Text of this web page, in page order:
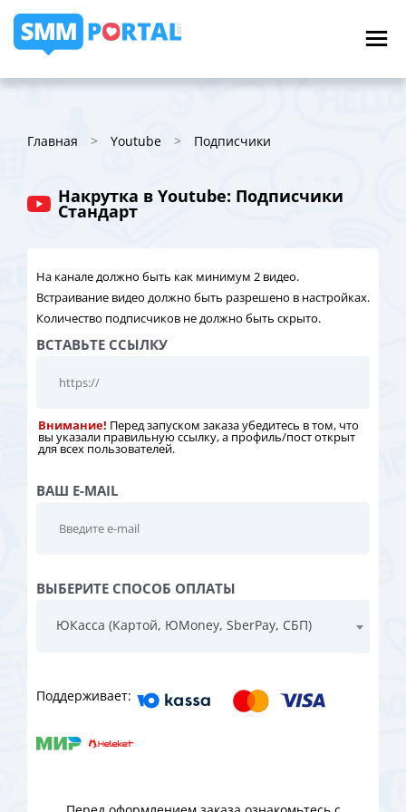
Главная Youtube Подписчики
Накрутка в Youtube: Подписчики
Стандарт
На канале должно быть как минимум 2 видео.
Встраивание видео должно быть разрешено в настройках.
Количество подписчиков не должно быть скрыто.
ВСТАВЬТЕ ССЫЛКУ
Внимание! Перед запуском заказа убедитесь в том, что
вы указали правильную ссылку, а профиль/пост открыт
для всех пользователей.
ВАШ E-MAIL
ВЫБЕРИТЕ СПОСОБ ОПЛАТЫ
ЮКасса (Картой, ЮMoney, SberPay, СБП)
Поддерживает: